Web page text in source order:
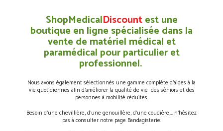
ShopMedicalDiscountest une
boutique en ligne spécialisée dans la
vente de matériel médical et
paramédical pour particulier et
professionnel.
Nous avons également sélectionnés une gamme complète d’aides à la
vie quotidiennes afin d’améliorer la qualité de vie des séniors et des
personnes à mobilité réduites.
Besoin d’une chevillière, d’une genouillère, d’une coudière,… n’hésitez
pas à consulter notre page Bandagisterie.